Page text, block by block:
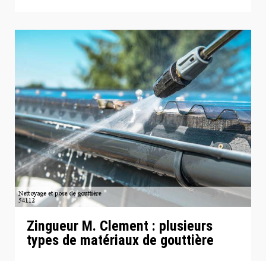
Zingueur M. Clement : plusieurs
types de matériaux de gouttière